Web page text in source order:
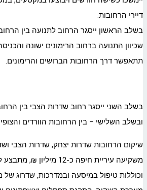
דיירי הרחובות.
בשלב הראשון ייסגר הרחוב לתנועה בין
שכיוון התנועה ברחוב הרימונים ישונה
תתאפשר דרך הרחובות הברושים והרימונים.
בשלב השני ייסגר רחוב שדרות הצבי בין
ובשלב השלישי – בין הרחובות הוורדים
שיקום הרחובות שדרות יצחק, שדרות הצבי
משקיעה עיריית חיפה כ-12
וכוללות טיפול במיסעה ובמדרכות, שדרוג